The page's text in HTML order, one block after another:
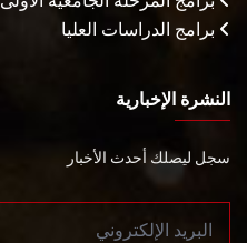
برامج الدراسات العليا
النشرة الإخبارية
سجل ليصلك أحدث الأخبار